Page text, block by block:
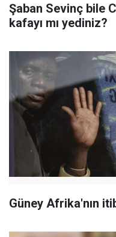
Şaban Sevinç bile
kafayı mı yediniz?
Güney Afrika'nın